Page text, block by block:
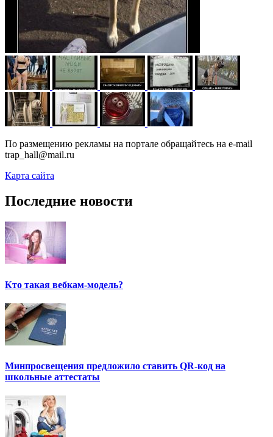
По размещению рекламы на портале обращайтесь на e-mail
trap_hall@mail.ru
Карта сайта
Последние новости
Кто такая вебкам-модель?
Минпросвещения предложило ставить QR-код на
школьные аттестаты